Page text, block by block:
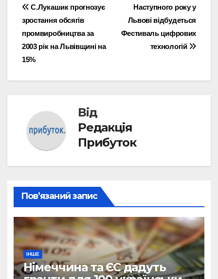
Навігація
записів
Наступного року у
Львові відбудеться
Фестиваль цифрових
технологій
С.Лукашик прогнозує
зростання обсягів
промвиробництва за
2003 рік на Львівщині на
15%
Від
Редакція
Прибуток
Пов’язаний запис
ІНШЕ
Німеччина та ЄС дадуть